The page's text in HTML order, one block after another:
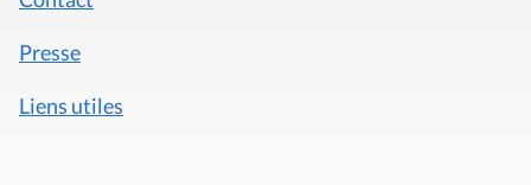
Presse
Liens utiles